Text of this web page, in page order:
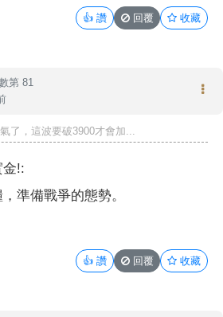
👍 讚 回覆 收藏
第 81
了，這波要破3900才會加...
金!:
準備戰爭的態勢。
👍 讚 回覆 收藏